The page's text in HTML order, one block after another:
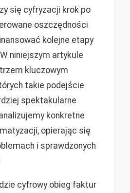
się cyfryzacji krok po
oszczędności
kolejne etapy
niniejszym artykule
kluczowym
takie podejście
spektakularne
konkretne
opierając się
i sprawdzonych
cyfrowy obieg faktur